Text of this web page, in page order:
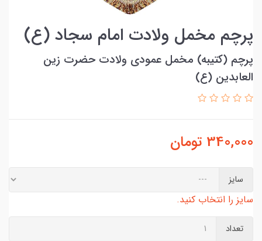
پرچم مخمل ولادت امام سجاد (ع)
پرچم (کتیبه) مخمل عمودی ولادت حضرت زین
العابدین (ع)
340,000 تومان
سایز
سایز را انتخاب کنید.
تعداد